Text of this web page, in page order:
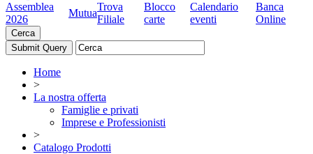
Assemblea
2026
Mutua
Trova
Filiale
Blocco
carte
Calendario
eventi
Banca
Online
Cerca
Home
>
La nostra offerta
Famiglie e privati
Imprese e Professionisti
>
Catalogo Prodotti